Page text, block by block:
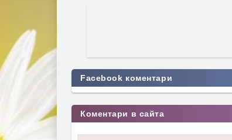
Facebook коментари
Коментари в сайта